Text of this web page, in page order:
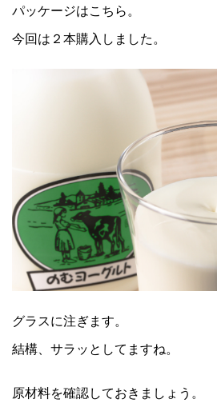
パッケージはこちら。
今回は２本購入しました。
グラスに注ぎます。
結構、サラッとしてますね。
原材料を確認しておきましょう。